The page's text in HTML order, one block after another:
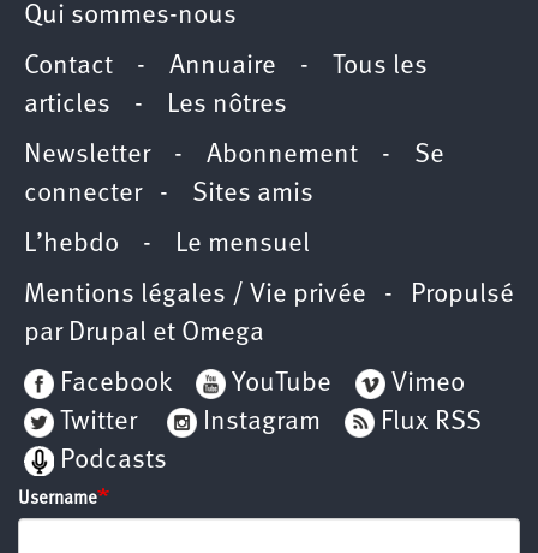
Qui sommes-nous
Contact - Annuaire -
Tous les
articles - Les nôtres
Newsletter- Abonnement - Se
connecter- Sites amis
L’hebdo - Le mensuel
Mentions légales / Vie privée - Propulsé
par Drupal et Omega
Facebook
YouTube
Vimeo
Twitter
Instagram
Flux RSS
Podcasts
Username